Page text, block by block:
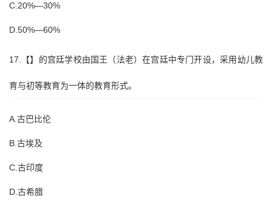
C.20%—30%
D.50%—60%
17.【】的宫廷学校由国王（法老）在宫廷中专门开设，采用幼儿教
育与初等教育为一体的教育形式。
A.古巴比伦
B.古埃及
C.古印度
D.古希腊